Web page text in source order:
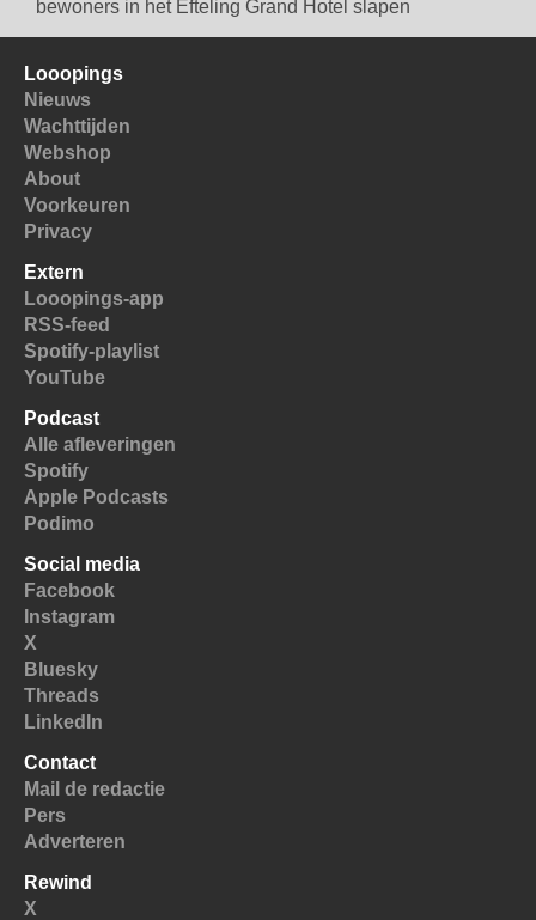
bewoners in het Efteling Grand Hotel slapen
Looopings
Nieuws
Wachttijden
Webshop
About
Voorkeuren
Privacy
Extern
Looopings-app
RSS-feed
Spotify-playlist
YouTube
Podcast
Alle afleveringen
Spotify
Apple Podcasts
Podimo
Social media
Facebook
Instagram
X
Bluesky
Threads
LinkedIn
Contact
Mail de redactie
Pers
Adverteren
Rewind
X